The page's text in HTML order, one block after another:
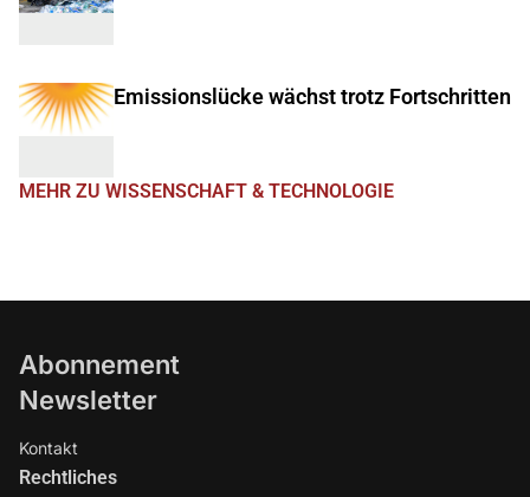
Emissionslücke wächst trotz Fortschritten
MEHR ZU WISSENSCHAFT & TECHNOLOGIE
Abonnement
Newsletter
Kontakt
Rechtliches